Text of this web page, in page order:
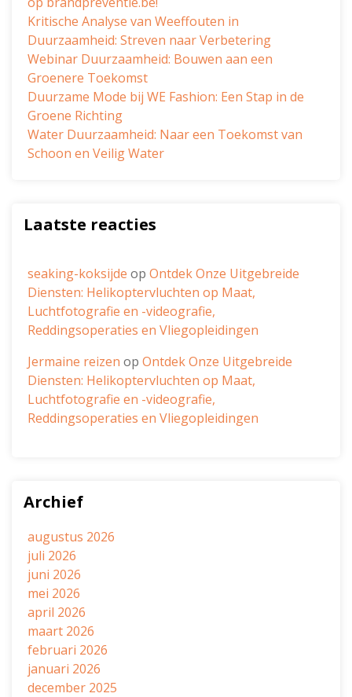
Kritische Analyse van Weeffouten in
Duurzaamheid: Streven naar Verbetering
Webinar Duurzaamheid: Bouwen aan een
Groenere Toekomst
Duurzame Mode bij WE Fashion: Een Stap in de
Groene Richting
Water Duurzaamheid: Naar een Toekomst van
Schoon en Veilig Water
Laatste reacties
seaking-koksijde op Ontdek Onze Uitgebreide
Diensten: Helikoptervluchten op Maat,
Luchtfotografie en -videografie,
Reddingsoperaties en Vliegopleidingen
Jermaine reizen op Ontdek Onze Uitgebreide
Diensten: Helikoptervluchten op Maat,
Luchtfotografie en -videografie,
Reddingsoperaties en Vliegopleidingen
Archief
augustus 2026
juli 2026
juni 2026
mei 2026
april 2026
maart 2026
februari 2026
januari 2026
december 2025